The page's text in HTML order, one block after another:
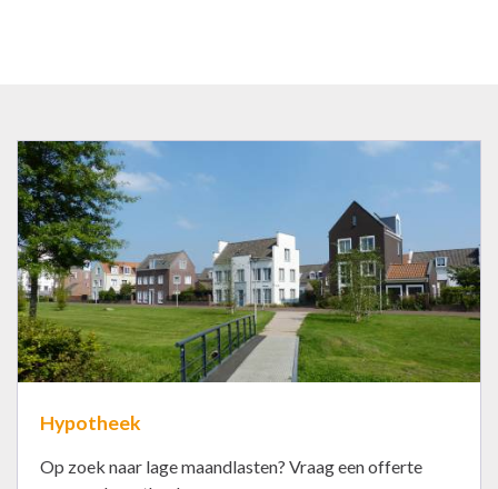
Hypotheek
Op zoek naar lage maandlasten? Vraag een offerte